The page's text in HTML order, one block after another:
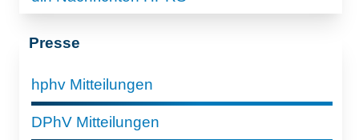
Presse
hphv Mitteilungen
DPhV Mitteilungen